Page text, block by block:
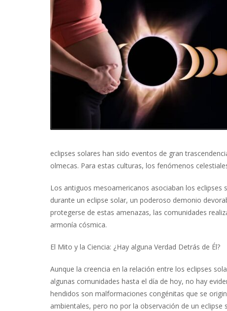
eclipses solares han sido eventos de gran
olmecas. Para estas culturas, los fenómenos
Los antiguos mesoamericanos asociaban los
durante un eclipse solar, un poderoso demonio
protegerse de estas amenazas, las comunidades
armonía cósmica.
El Mito y la Ciencia: ¿Hay alguna Verdad Detrás de Él?
Aunque la creencia en la relación entre los eclipses
algunas comunidades hasta el día de hoy, no hay
hendidos son malformaciones congénitas que se
ambientales, pero no por la observación de un eclipse